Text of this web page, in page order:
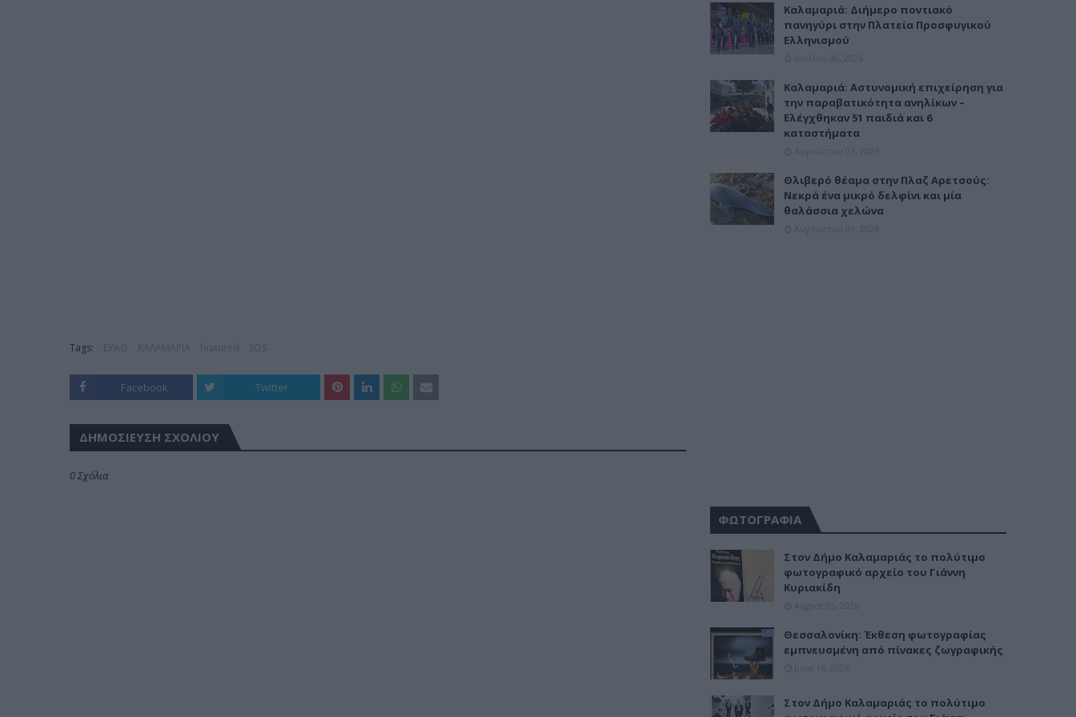
Tags:
Facebook Twitter
ΔΗΜΟΣΊΕΥΣΗ ΣΧΟΛΊΟΥ
0 Σχόλια
Καλαμαριά: Διήμερο ποντιακό
πανηγύρι στην Πλατεία Προσφυγικού
Ελληνισμού
Καλαμαριά: Αστυνομική επιχείρηση για
την παραβατικότητα ανηλίκων –
Ελέγχθηκαν 51 παιδιά και 6
καταστήματα
Θλιβερό θέαμα στην Πλαζ Αρετσούς:
Νεκρά ένα μικρό δελφίνι και μία
θαλάσσια χελώνα
ΦΩΤΟΓΡΑΦΙΑ
Στον Δήμο Καλαμαριάς το πολύτιμο
φωτογραφικό αρχείο του Γιάννη
Κυριακίδη
Θεσσαλονίκη: Έκθεση φωτογραφίας
εμπνευσμένη από πίνακες ζωγραφικής
Στον Δήμο Καλαμαριάς το πολύτιμο